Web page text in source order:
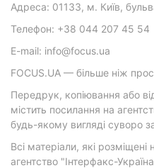
Адреса: 01133, м. Київ,
Телефон: +38 044 207 45 54
E-mail: info@focus.ua
FOCUS.UA — більше ніж
Передрук, копіювання або
містить посилання на
будь-якому вигляді суворо
Всі матеріали, які
агентство "Інтерфакс-